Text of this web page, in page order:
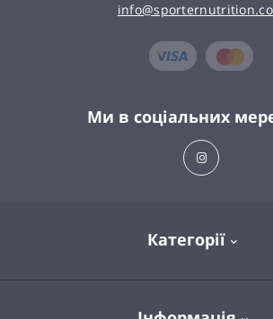
Категорії
Спортивне харчування
Ми в соціальних